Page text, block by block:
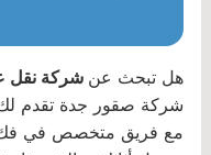
هل تبحث عن شركة نقل
شركة صقور جدة تقدم
مع فريق متخصص في فك